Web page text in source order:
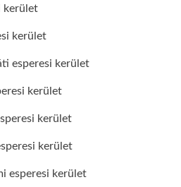
kerület
kerület
esperesi kerület
kerület
kerület
kerület
esperesi kerület